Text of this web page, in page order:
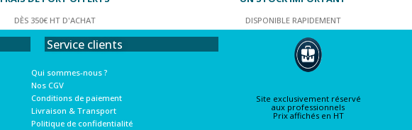
DÈS 350€ HT D'ACHAT DISPONIBLE RAPIDEMENT
Service clients
Qui sommes-nous ?
Nos CGV
Conditions de paiement
Livraison & Transport
Politique de confidentialité
Site exclusivement réservé
aux professionnels
Prix affichés en HT